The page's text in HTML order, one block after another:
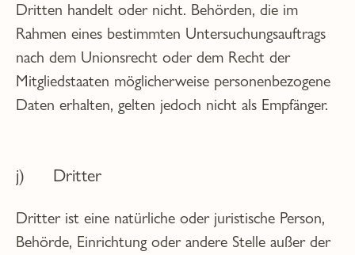
Dritten handelt oder nicht. Behörden, die im
Rahmen eines bestimmten Untersuchungsauftrags
nach dem Unionsrecht oder dem Recht der
Mitgliedstaaten möglicherweise personenbezogene
Daten erhalten, gelten jedoch nicht als Empfänger.
j) Dritter
Dritter ist eine natürliche oder juristische Person,
Behörde, Einrichtung oder andere Stelle außer der